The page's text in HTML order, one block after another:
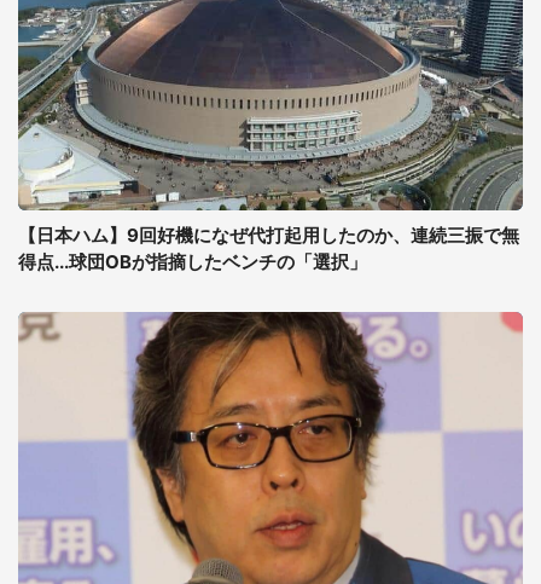
【日本ハム】9回好機になぜ代打起用したのか、連続三振で無
得点...球団OBが指摘したベンチの「選択」